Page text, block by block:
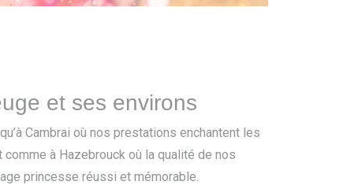
et ses environs
Cambrai où nos prestations enchantent les
à Hazebrouck où la qualité de nos
princesse réussi et mémorable.